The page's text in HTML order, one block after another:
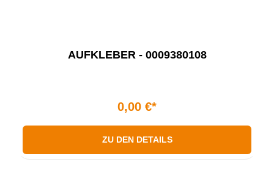
AUFKLEBER - 0009380108
0,00 €*
ZU DEN DETAILS